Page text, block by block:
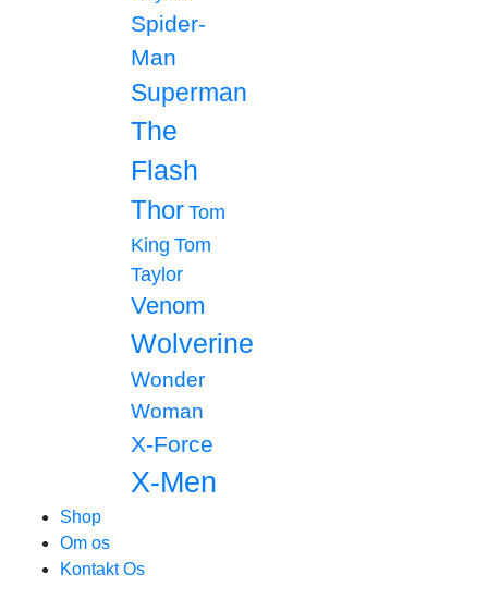
Spider-
Man
Superman
The
Flash
Thor Tom
King Tom
Taylor
Venom
Wolverine
Wonder
Woman
X-Force
X-Men
Shop
Om os
Kontakt Os